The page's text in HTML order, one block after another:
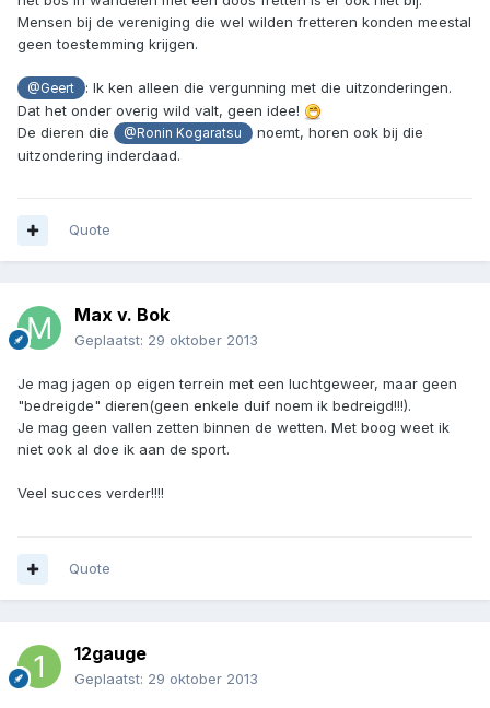
Mensen bij de vereniging die wel wilden fretteren konden meestal
geen toestemming krijgen.
@Geert
: Ik ken alleen die vergunning met die uitzonderingen.
Dat het onder overig wild valt, geen idee!
De dieren die
@Ronin Kogaratsu
noemt, horen ook bij die
uitzondering inderdaad.
Quote
Max v. Bok
Geplaatst: 29 oktober 2013
Je mag jagen op eigen terrein met een luchtgeweer, maar geen
"bedreigde" dieren(geen enkele duif noem ik bedreigd!!!).
Je mag geen vallen zetten binnen de wetten. Met boog weet ik
niet ook al doe ik aan de sport.
Veel succes verder!!!!
Quote
12gauge
Geplaatst: 29 oktober 2013